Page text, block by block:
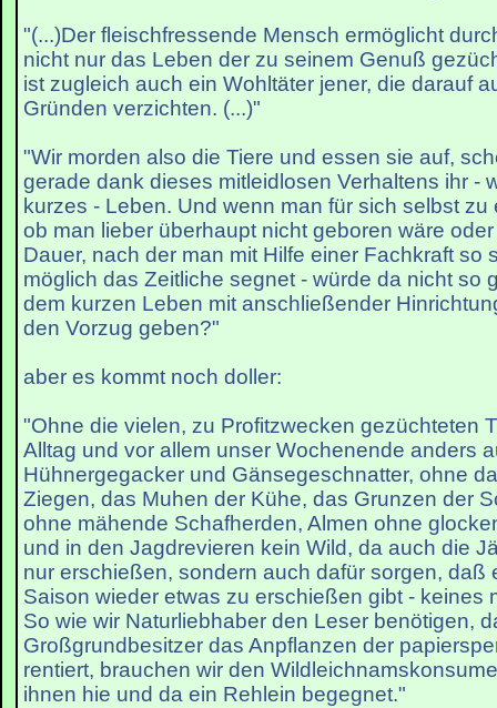
"(...)Der fleischfressende Mensch ermöglicht
nicht nur das Leben der zu seinem Genuß
ist zugleich auch ein Wohltäter jener, die darauf
Gründen verzichten. (...)"
"Wir morden also die Tiere und essen sie auf,
gerade dank dieses mitleidlosen Verhaltens ihr -
kurzes - Leben. Und wenn man für sich selbst
ob man lieber überhaupt nicht geboren wäre
Dauer, nach der man mit Hilfe einer Fachkraft so
möglich das Zeitliche segnet - würde da nicht so
dem kurzen Leben mit anschließender
den Vorzug geben?"
aber es kommt noch doller:
"Ohne die vielen, zu Profitzwecken gezüchteten
Alltag und vor allem unser Wochenende anders
Hühnergegacker und Gänsegeschnatter, ohne
Ziegen, das Muhen der Kühe, das Grunzen der
ohne mähende Schafherden, Almen ohne
und in den Jagdrevieren kein Wild, da auch die
nur erschießen, sondern auch dafür sorgen, daß
Saison wieder etwas zu erschießen gibt - keines
So wie wir Naturliebhaber den Leser benötigen,
Großgrundbesitzer das Anpflanzen der
rentiert, brauchen wir den
ihnen hie und da ein Rehlein begegnet."